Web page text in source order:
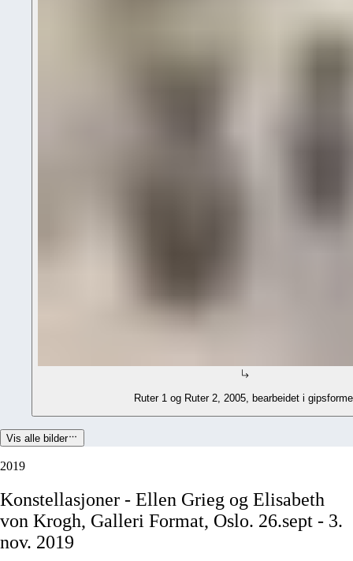
Ruter 1 og Ruter 2, 2005, bearbeidet i
Vis alle bilder
2019
Konstellasjoner - Ellen Grieg og Elisabeth
von Krogh, Galleri Format, Oslo. 26.sept - 3.
nov. 2019